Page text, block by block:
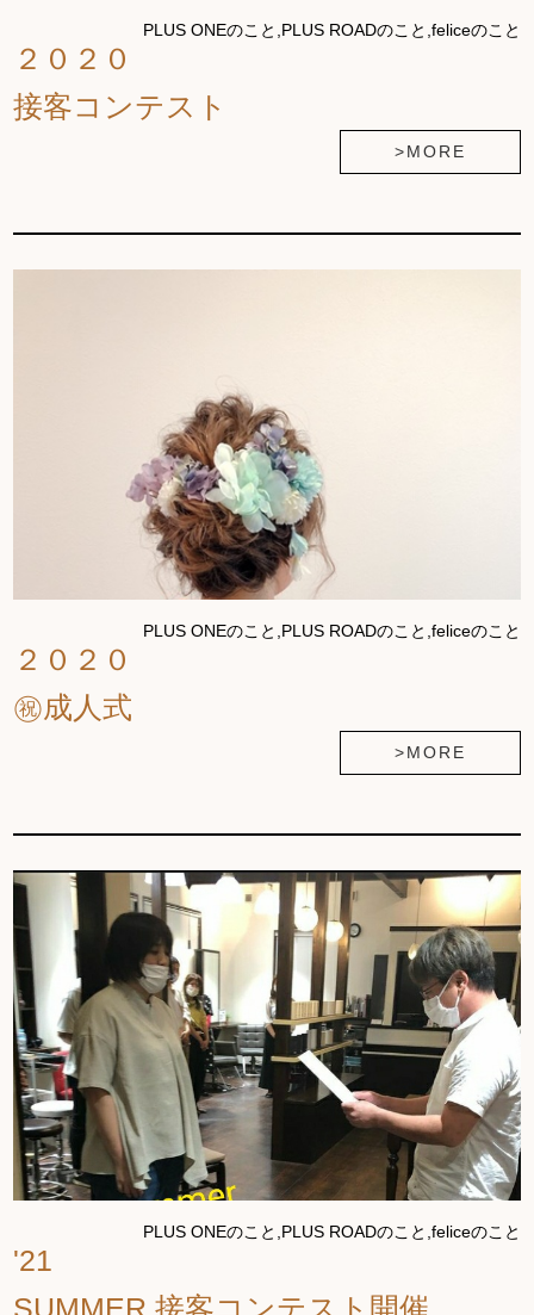
PLUS ONEのこと,PLUS ROADのこと,feliceのこと
２０２０
接客コンテスト
>MORE
PLUS ONEのこと,PLUS ROADのこと,feliceのこと
２０２０
㊗成人式
>MORE
PLUS ONEのこと,PLUS ROADのこと,feliceのこと
'21
SUMMER 接客コンテスト開催